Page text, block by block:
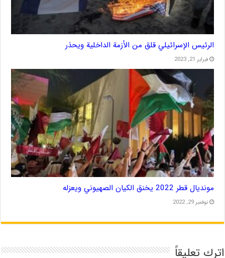
الرئيس الإسرائيلي قلق من الأزمة الداخلية ويحذر
فبراير 21, 2023
مونديال قطر 2022 يخنق الكيان الصهيوني ويعزله
نوفمبر 29, 2022
اترك تعليقاً